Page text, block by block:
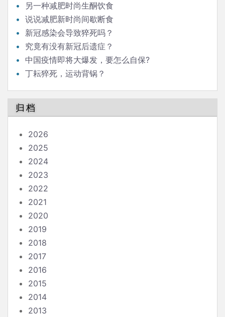
另一种减肥时尚生酮饮食
说说减肥新时尚间歇断食
新冠感染会导致猝死吗？
究竟有没有新冠后遗症？
中国疫情即将大爆发，要怎么自保?
丁耘猝死，运动背锅？
归档
2026
2025
2024
2023
2022
2021
2020
2019
2018
2017
2016
2015
2014
2013